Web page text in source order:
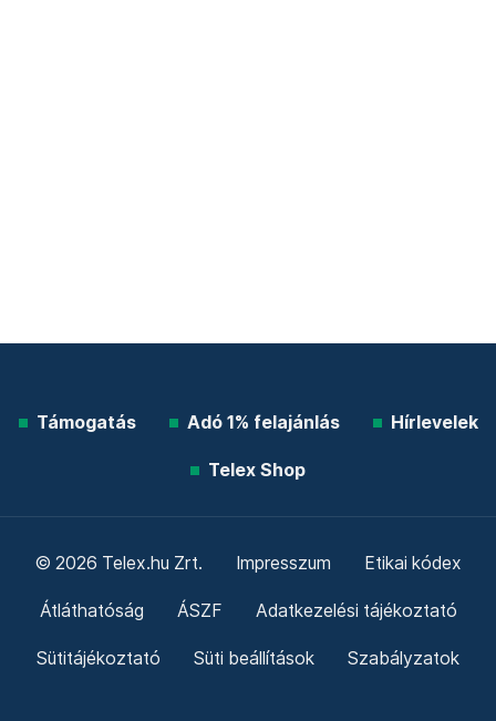
Támogatás Adó 1% felajánlás Hírlevelek
Telex Shop
© 2026 Telex.hu Zrt. Impresszum Etikai kódex
Átláthatóság ÁSZF Adatkezelési tájékoztató
Sütitájékoztató Süti beállítások Szabályzatok